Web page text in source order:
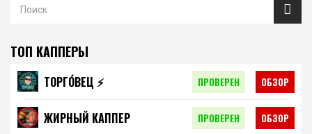
ТОП КАППЕРЫ
ТОРГО́ВЕЦ ⚡️ ПРОВЕРЕН ОБЗОР
ЖИРНЫЙ КАППЕР ПРОВЕРЕН ОБЗОР